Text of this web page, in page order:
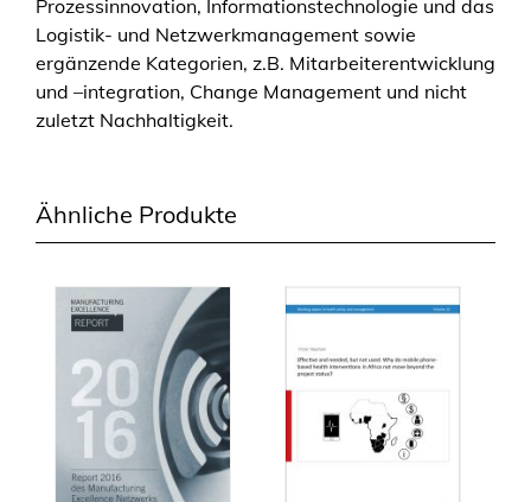
Prozessinnovation, Informationstechnologie und das
Logistik- und Netzwerkmanagement sowie
ergänzende Kategorien, z.B. Mitarbeiterentwicklung
und –integration, Change Management und nicht
zuletzt Nachhaltigkeit.
Ähnliche Produkte